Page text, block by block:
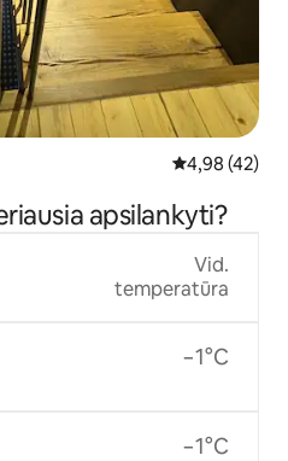
Vidutinis
4,98 (42)
apsilankyti?
Vid.
temperatūra
−1°C
−1°C